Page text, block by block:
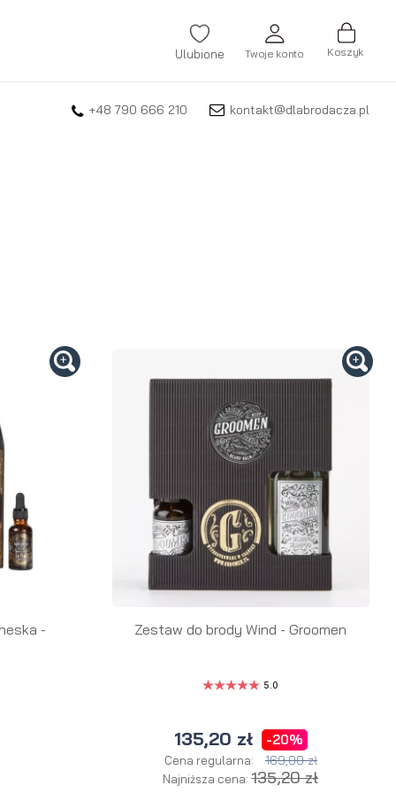
Koszyk
Twoje konto
ZALOGUJ SIĘ
Ulubione
+48 790 666 210 kontakt@dlabrodacza.pl
-
Zestaw do brody Wind - Groomen
5.0
135,20 zł -20%
Cena regularna: 169,00 zł
Najniższa cena:135,20 zł